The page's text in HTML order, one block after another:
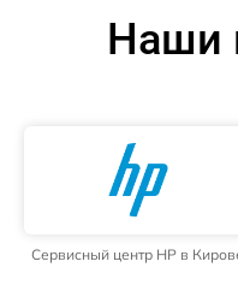
Наши
Сервисный центр HP в